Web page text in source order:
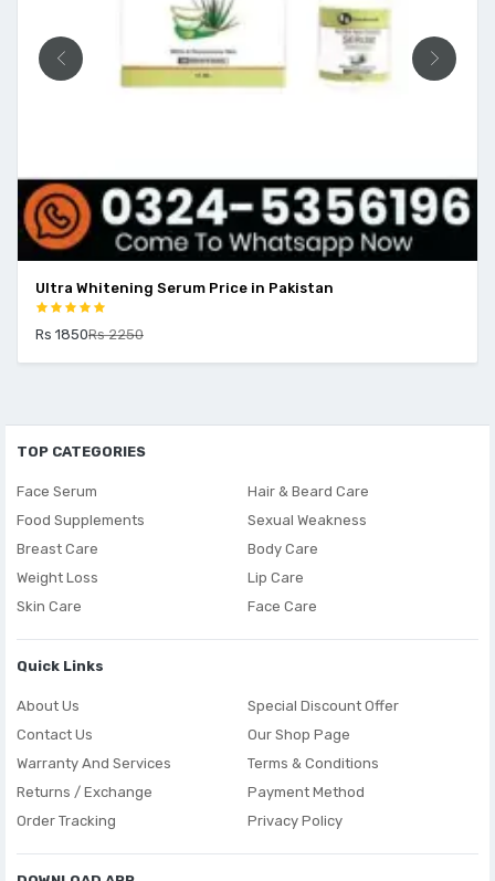
Ultra Whitening Serum Price in Pakistan
Rs 1850Rs 2250
TOP CATEGORIES
Face Serum
Food Supplements
Breast Care
Weight Loss
Skin Care
Hair & Beard Care
Sexual Weakness
Body Care
Lip Care
Face Care
Quick Links
About Us
Contact Us
Warranty And Services
Returns / Exchange
Order Tracking
Special Discount Offer
Our Shop Page
Terms & Conditions
Payment Method
Privacy Policy